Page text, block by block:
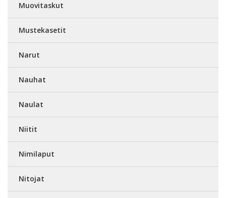
Muovitaskut
Mustekasetit
Narut
Nauhat
Naulat
Niitit
Nimilaput
Nitojat